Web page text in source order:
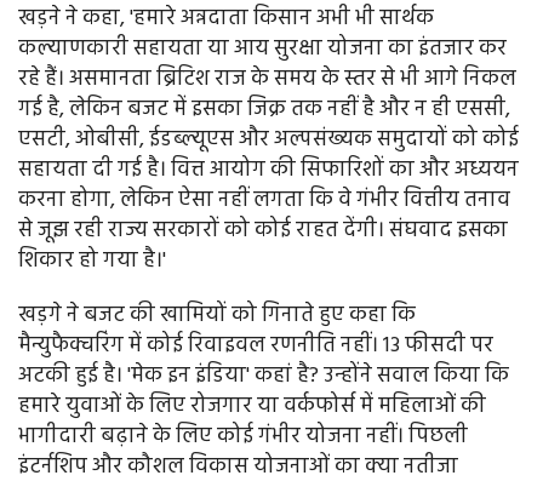
खड़ने ने कहा, 'हमारे अन्नदाता किसान अभी भी सार्थक
कल्याणकारी सहायता या आय सुरक्षा योजना का इंतजार कर
रहे हैं। असमानता ब्रिटिश राज के समय के स्तर से भी आगे निकल
गई है, लेकिन बजट में इसका जिक्र तक नहीं है और न ही एससी,
एसटी, ओबीसी, ईडब्ल्यूएस और अल्पसंख्यक समुदायों को कोई
सहायता दी गई है। वित्त आयोग की सिफारिशों का और अध्ययन
करना होगा, लेकिन ऐसा नहीं लगता कि वे गंभीर वित्तीय तनाव
से जूझ रही राज्य सरकारों को कोई राहत देंगी। संघवाद इसका
शिकार हो गया है।'
खड़गे ने बजट की खामियों को गिनाते हुए कहा कि
मैन्युफैक्चरिंग में कोई रिवाइवल रणनीति नहीं। 13 फीसदी पर
अटकी हुई है। 'मेक इन इंडिया' कहां है? उन्होंने सवाल किया कि
हमारे युवाओं के लिए रोजगार या वर्कफोर्स में महिलाओं की
भागीदारी बढ़ाने के लिए कोई गंभीर योजना नहीं। पिछली
इंटर्नशिप और कौशल विकास योजनाओं का क्या नतीजा